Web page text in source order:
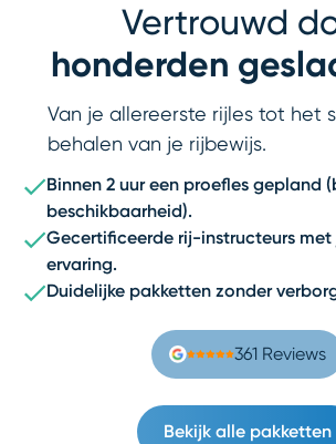
Vertrouwd
honderden
Van je allereerste rijles tot het
behalen van je rijbewijs.
Binnen 2 uur een proefles gepland
beschikbaarheid).
Gecertificeerde rij-instructeurs
ervaring.
Duidelijke pakketten zonder
361 Reviews
Bekijk alle pakketten